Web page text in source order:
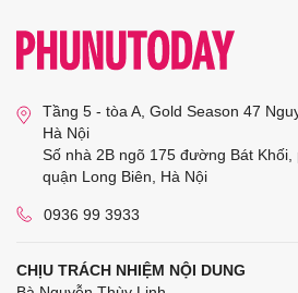
Tầng 5 - tòa A, Gold Season 47
Hà Nội
Số nhà 2B ngõ 175 đường Bát Khối,
quận Long Biên, Hà Nội
0936 99 3933
CHỊU TRÁCH NHIỆM NỘI DUNG